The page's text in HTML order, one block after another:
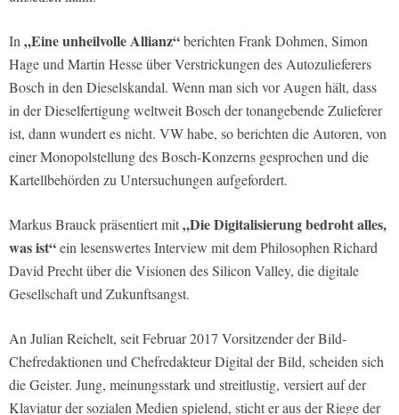
In„Eine unheilvolle Allianz“berichten Frank Dohmen, Simon
Hage und Martin Hesse über Verstrickungen des Autozulieferers
Bosch in den Dieselskandal. Wenn man sich vor Augen hält, dass
in der Dieselfertigung weltweit Bosch der tonangebende Zulieferer
ist, dann wundert es nicht. VW habe, so berichten die Autoren, von
einer Monopolstellung des Bosch-Konzerns gesprochen und die
Kartellbehörden zu Untersuchungen aufgefordert.
Markus Brauck präsentiert mit„Die Digitalisierung bedroht alles,
was ist“ein lesenswertes Interview mit dem Philosophen Richard
David Precht über die Visionen des Silicon Valley, die digitale
Gesellschaft und Zukunftsangst.
An Julian Reichelt, seit Februar 2017 Vorsitzender der Bild-
Chefredaktionen und Chefredakteur Digital der Bild, scheiden sich
die Geister. Jung, meinungsstark und streitlustig, versiert auf der
Klaviatur der sozialen Medien spielend, sticht er aus der Riege der